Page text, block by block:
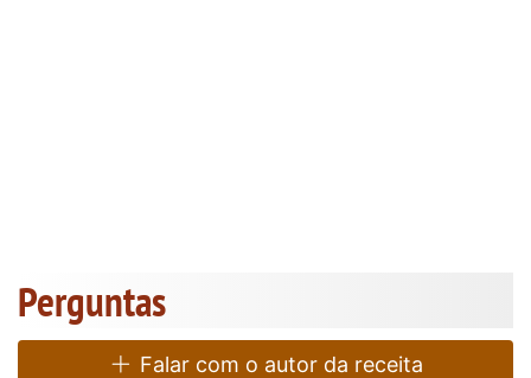
Perguntas
Falar com o autor da receita